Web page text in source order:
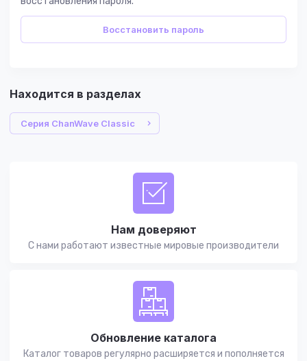
Восстановить пароль
Находится в разделах
Серия ChanWave Classic
Нам доверяют
С нами работают известные мировые производители
Обновление каталога
Каталог товаров регулярно расширяется и пополняется